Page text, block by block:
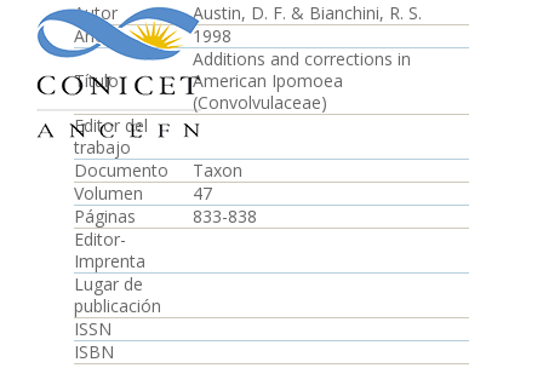
Autor
Austin, D. F. & Bianchini, R. S.
Año
1998
Título
Additions and corrections in
American Ipomoea
(Convolvulaceae)
Editor del
trabajo
Documento
Taxon
Volumen
47
Páginas
833-838
Editor-
Imprenta
Lugar de
publicación
ISSN
ISBN